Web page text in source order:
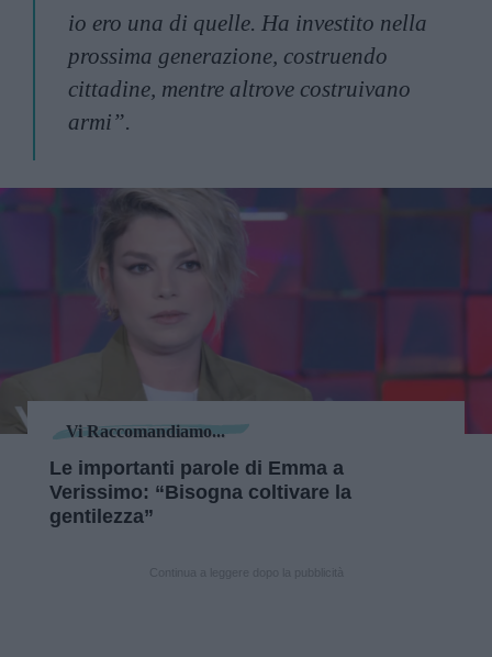
io ero una di quelle. Ha investito nella
prossima generazione, costruendo
cittadine, mentre altrove costruivano
armi”.
Vi Raccomandiamo...
Le importanti parole di Emma a
Verissimo: “Bisogna coltivare la
gentilezza”